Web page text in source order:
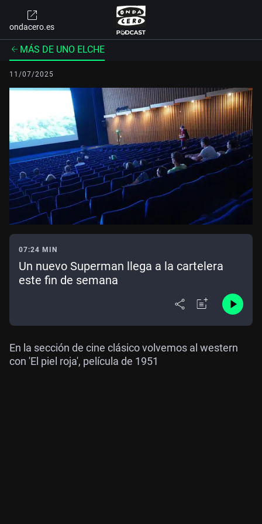
ondacero.es
MÁS DE UNO ELCHE
11/07/2025
07:24 MIN
Un nuevo Superman llega a la cartelera
este fin de semana
En la sección de cine clásico volvemos al western
con 'El piel roja', película de 1951